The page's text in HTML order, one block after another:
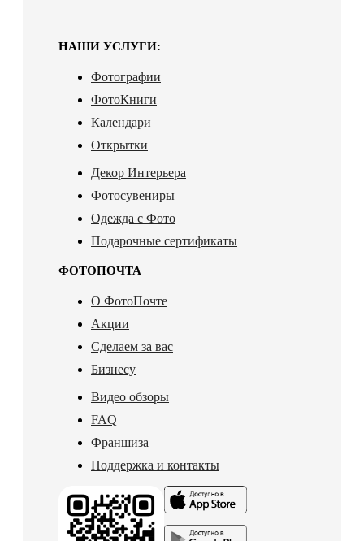
НАШИ УСЛУГИ:
Фотографии
ФотоКниги
Календари
Открытки
Декор Интерьера
Фотосувениры
Одежда с Фото
Подарочные сертификаты
ФОТОПОЧТА
О ФотоПочте
Акции
Сделаем за вас
Бизнесу
Видео обзоры
FAQ
Франшиза
Поддержка и контакты